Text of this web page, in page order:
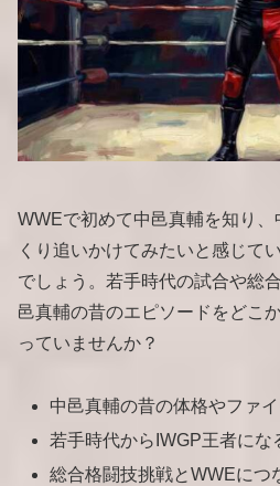
WWEで初めて中邑真輔を知り
くり追いかけてみたいと感じて
でしょう。若手時代の試合や総
邑真輔の昔のエピソードをどこ
っていませんか？
中邑真輔の昔の体格やファ
若手時代からIWGP王者にな
総合格闘技挑戦とWWEにつ